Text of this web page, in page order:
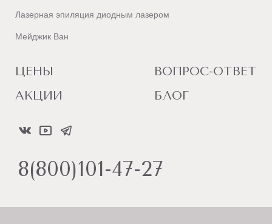
Лазерная эпиляция диодным лазером
Мейджик Ван
ЦЕНЫ
АКЦИИ
ВОПРОС-ОТВЕТ
БЛОГ
8(800)101-47-27